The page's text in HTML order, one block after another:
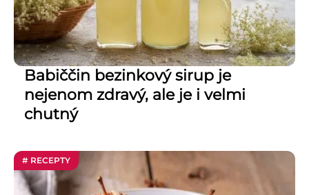
Babiččin bezinkový sirup je
nejenom zdravý, ale je i velmi
chutný
# RECEPTY